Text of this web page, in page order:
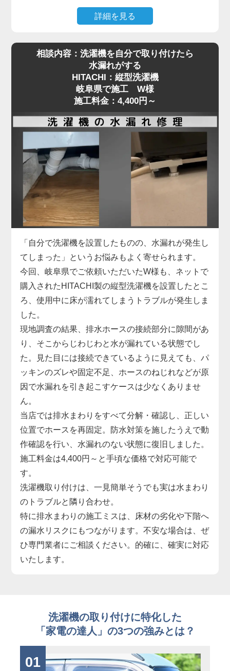
施工後は洗濯機の下に空間ができたことで、今後の
配管清掃もスムーズに行える状態に。施工料金は
洗濯機取り付けにおける嵩上げ作業は、重量物の取
り扱いと設置バランスが重要。プロの手による確実
な設置をご希望の方は、ぜひ一度ご相談ください。
安全かつ丁寧に対応いたします。
詳細を見る
で、状態の良い中古の洗濯機を購入される方も増え
ていますが、**実際に設置しようとした際に「付属
品が合わない」といったトラブルも少なくありませ
ん。岐阜県で施工をご依頼いただいたS様も、中古
で購入されたPanasonicの縦型洗濯機の取り付けに
お困りでした。
具体的には、給水ホースの形状がご自宅の水栓と合
わず、さらに排水ホースも短くて排水口まで届かな
い状態。当店では、現地の設備に合った専用の給水
ホースをその場で用意し、排水ホースも延長パーツ
で対応。しっかりと固定・接続を行い、動作確認ま
で丁寧にサポートしました。施工料金は3,300円～
で、無駄な出費を抑えつつ、安全に取り付けを完了
しています。
洗濯機取り付けは、本体だけでなく「設置環境に合
った付属品の選定」がとても重要です。特に中古品
の場合、部品の欠品や劣化があることも多いため、
専門業者による現地対応でスムーズに解決するのが
安心です。お困りの際はぜひお気軽にご相談くださ
い。
相談内容：洗濯機を自分で取り付けたら
水漏れがする
HITACHI：縦型洗濯機
岐阜県で施工 W様
施工料金：4,400円～
「自分で洗濯機を設置したものの、水漏れが発生し
てしまった」というお悩みもよく寄せられます。
今回、岐阜県でご依頼いただいたW様も、ネットで
購入されたHITACHI製の縦型洗濯機を設置したとこ
ろ、使用中に床が濡れてしまうトラブルが発生しま
した。
現地調査の結果、排水ホースの接続部分に隙間があ
り、そこからじわじわと水が漏れている状態でし
た。見た目には接続できているように見えても、パ
ッキンのズレや固定不足、ホースのねじれなどが原
因で水漏れを引き起こすケースは少なくありませ
ん。
当店では排水まわりをすべて分解・確認し、正しい
位置でホースを再固定。防水対策を施したうえで動
作確認を行い、水漏れのない状態に復旧しました。
施工料金は4,400円～と手頃な価格で対応可能で
す。
洗濯機取り付けは、一見簡単そうでも実は水まわり
のトラブルと隣り合わせ。
特に排水まわりの施工ミスは、床材の劣化や下階へ
の漏水リスクにもつながります。不安な場合は、ぜ
ひ専門業者にご相談ください。的確に、確実に対応
いたします。
洗濯機の取り付けに特化した
「家電の達人」の3つの強みとは？
01